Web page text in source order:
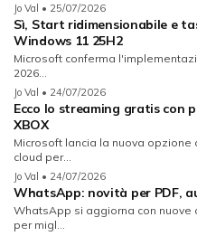
Jo Val • 25/07/2026
Sì, Start ridimensionabile e
Windows 11 25H2
Microsoft conferma
2026...
Jo Val • 24/07/2026
Ecco lo streaming gratis con
XBOX
Microsoft lancia la nuova opzione
cloud per...
Jo Val • 24/07/2026
WhatsApp: novità per PDF,
WhatsApp si aggiorna con nuove
per migl...